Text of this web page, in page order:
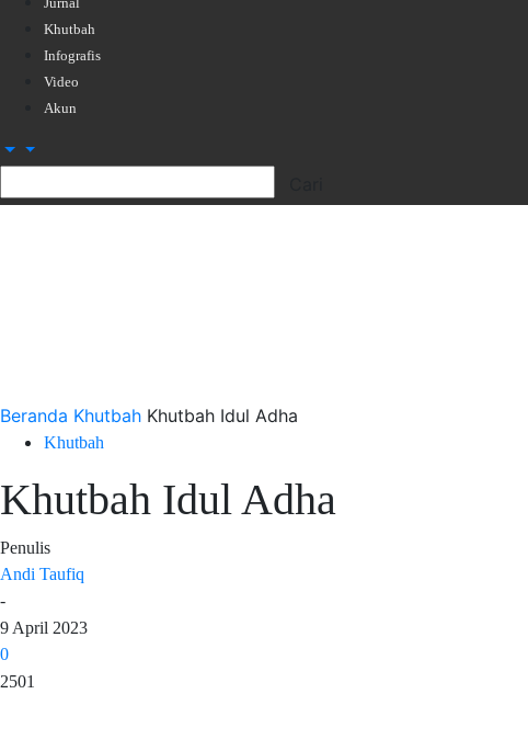
Khutbah
Infografis
Video
Akun
Beranda Khutbah Khutbah Idul Adha
Khutbah
Khutbah Idul Adha
Penulis
Andi Taufiq
-
9 April 2023
0
2501